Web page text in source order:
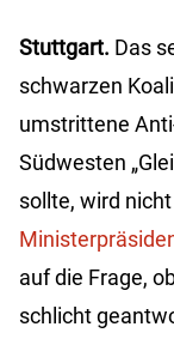
Stuttgart. Das
schwarzen
umstrittene
Südwesten
sollte, wird
auf die Frage,
schlicht